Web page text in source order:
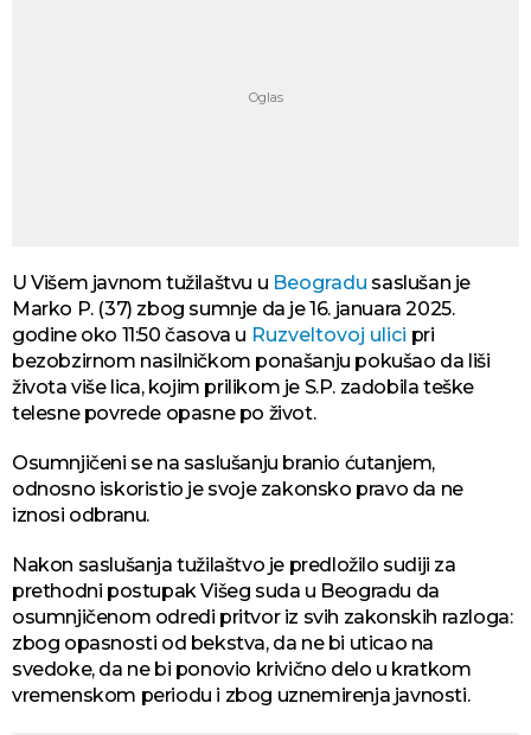
U Višem javnom tužilaštvu u Beogradu saslušan je
Marko P. (37) zbog sumnje da je 16. januara 2025.
godine oko 11:50 časova u Ruzveltovoj ulici pri
bezobzirnom nasilničkom ponašanju pokušao da liši
života više lica, kojim prilikom je S.P. zadobila teške
telesne povrede opasne po život.
Osumnjičeni se na saslušanju branio ćutanjem,
odnosno iskoristio je svoje zakonsko pravo da ne
iznosi odbranu.
Nakon saslušanja tužilaštvo je predložilo sudiji za
prethodni postupak Višeg suda u Beogradu da
osumnjičenom odredi pritvor iz svih zakonskih razloga:
zbog opasnosti od bekstva, da ne bi uticao na
svedoke, da ne bi ponovio krivično delo u kratkom
vremenskom periodu i zbog uznemirenja javnosti.